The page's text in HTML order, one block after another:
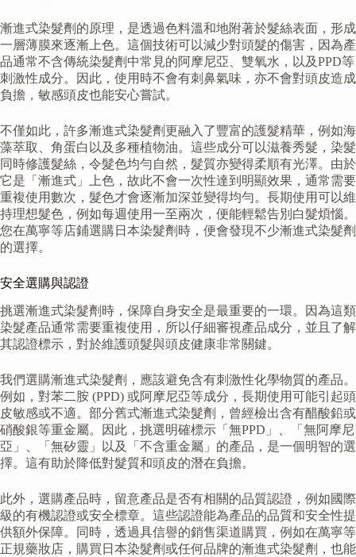
漸進式染髮劑的原理，是透過色料溫和地附著於髮絲表面，形成
一層薄膜來逐漸上色。這個技術可以減少對頭髮的傷害，因為產
品通常不含傳統染髮劑中常見的阿摩尼亞、雙氧水，以及PPD等
刺激性成分。因此，使用時不會有刺鼻氣味，亦不會對頭皮造成
負擔，敏感頭皮也能安心嘗試。
不僅如此，許多漸進式染髮劑更融入了豐富的護髮精華，例如海
藻萃取、角蛋白以及多種植物油。這些成分可以滋養秀髮，染髮
同時修護髮絲，令髮色均勻自然，髮質亦變得柔順有光澤。由於
它是「漸進式」上色，故此不會一次性達到明顯效果，通常需要
重複使用數次，髮色才會逐漸加深並變得均勻。長期使用可以維
持理想髮色，例如每週使用一至兩次，便能輕鬆告別白髮煩惱。
您在萬寧等店鋪選購日本染髮劑時，便會發現不少漸進式染髮劑
的選擇。
安全選購與認證
挑選漸進式染髮劑時，保障自身安全是最重要的一環。因為這類
染髮產品通常需要重複使用，所以仔細審視產品成分，並且了解
其認證標示，對於維護頭髮與頭皮健康非常關鍵。
我們選購漸進式染髮劑，應該避免含有刺激性化學物質的產品。
例如，對苯二胺 (PPD) 或阿摩尼亞等成分，長期使用可能引起頭
皮敏感或不適。部分舊式漸進式染髮劑，曾經檢出含有醋酸鉛或
硝酸銀等重金屬。因此，挑選明確標示「無PPD」、「無阿摩尼
亞」、「無矽靈」以及「不含重金屬」的產品，是一個明智的選
擇。這有助於降低對髮質和頭皮的潛在負擔。
此外，選購產品時，留意產品是否有相關的品質認證，例如國際
級的有機認證或安全標章。這些認證能為產品的品質和安全性提
供額外保障。同時，透過具信譽的銷售渠道購買，例如在萬寧等
正規藥妝店，購買日本染髮劑或任何品牌的漸進式染髮劑，也能